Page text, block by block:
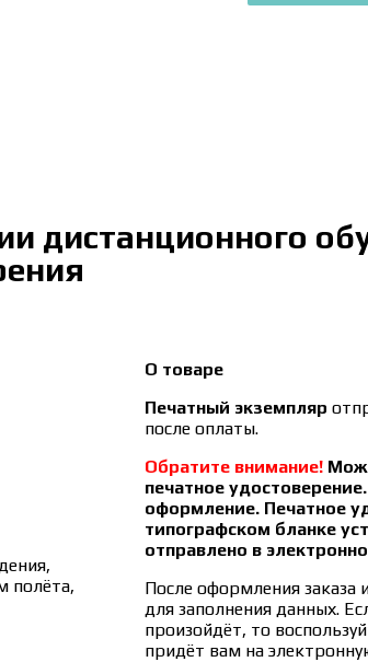
дистанционного
полёта,
О товаре
Печатный экземпляр
после оплаты.
Обратите внимание!
печатное
оформление. Печатное
типографском бланке
отправлено в
После оформления заказа
для заполнения данных.
произойдёт, то
придёт вам на